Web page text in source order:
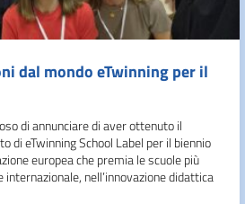
dal mondo eTwinning per il
di annunciare di aver ottenuto il
di eTwinning School Label per il biennio
europea che premia le scuole più
nell’innovazione didattica